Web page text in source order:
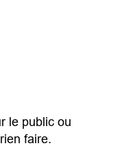
le public ou
faire.